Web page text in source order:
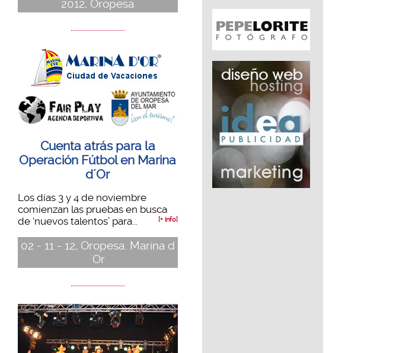
2012, Oropesa
Cuenta atrás para la
Operación Fútbol en Marina
d´Or
Los días 3 y 4 de noviembre
comienzan las pruebas en busca
de ‘nuevos talentos’ para...
[+ info]
02 - 11 - 12, Oropesa. Marina d
´Or